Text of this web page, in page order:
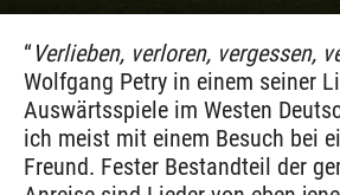
“Verlieben, verloren, vergessen,
Wolfgang Petry in einem seiner
Auswärtsspiele im Westen
ich meist mit einem Besuch bei
Freund. Fester Bestandteil der